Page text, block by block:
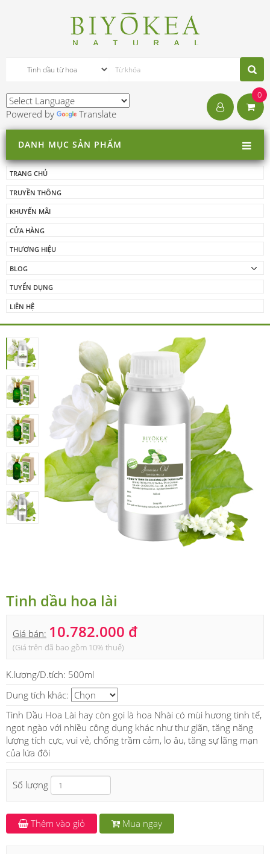
Powered by Translate
0
DANH MỤC SẢN PHẨM
TRANG CHỦ
TRUYỀN THÔNG
KHUYẾN MÃI
CỬA HÀNG
THƯƠNG HIỆU
BLOG
TUYỂN DỤNG
LIÊN HỆ
Tinh dầu hoa lài
Giá bán: 10.782.000 đ
(Giá trên đã bao gồm 10% thuế)
K.lượng/D.tích: 500ml
Dung tích khác:
Tinh Dầu Hoa Lài hay còn gọi là hoa Nhài có mùi hương tinh tế,
ngọt ngào với nhiều công dụng khác như thư giãn, tăng năng
lượng tích cực, vui vẻ, chống trầm cảm, lo âu, tăng sự lãng mạn
của lứa đôi
Số lượng
Thêm vào giỏ Mua ngay